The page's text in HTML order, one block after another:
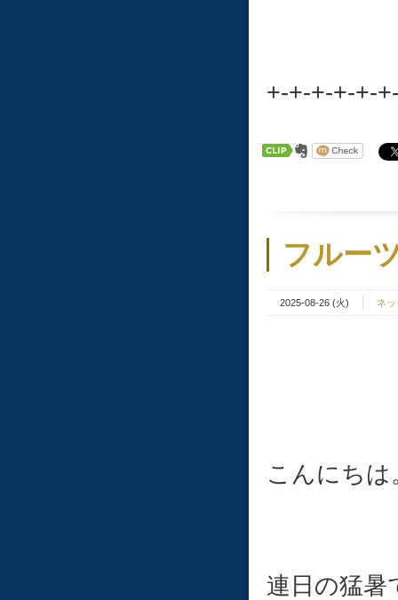
+-+-+-+-+-
フルー
2025-08-26 (火) ネ
こんにちは
連日の猛暑